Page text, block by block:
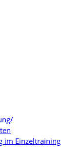
im Einzeltraining